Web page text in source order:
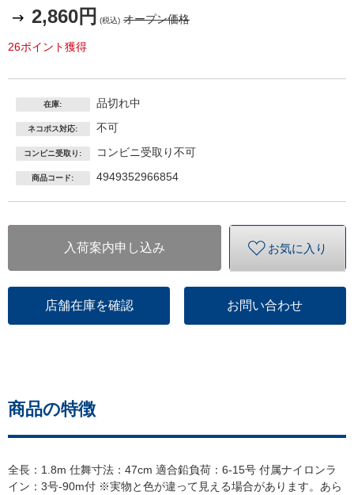
2,860円 (税込) オープン価格
26ポイント獲得
在庫: 品切れ中
ネコポス対応: 不可
コンビニ受取り: コンビニ受取り不可
商品コード: 4949352966854
入荷案内申し込み お気に入り
店舗在庫を確認 お問い合わせ
商品の特徴
全長：1.8m 仕舞寸法：47cm 適合鉛負荷：6-15号 付属ナイロンラ
イン：3号-90m付 ※実物と色が違って見える場合があります。あら